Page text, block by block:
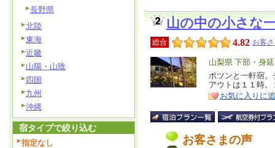
山の中の小さな
総合 4.82 お客
エ
リ
ア
山梨県 下部・身
特
徴
ポツンと一軒宿
アウトは１１時
お気に入りに
お客さまの声
長野県
北陸
東海
近畿
山陽・山陰
四国
九州
沖縄
宿タイプで絞り込む
指定なし